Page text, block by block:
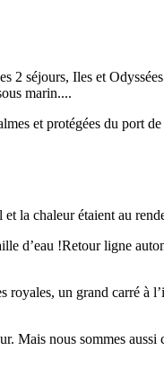
2 séjours, Iles et
marin....
et protégées du port de
la chaleur étaient au
d’eau !Retour ligne
un grand carré à
Mais nous sommes